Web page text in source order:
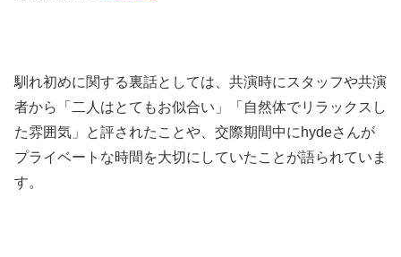
馴れ初めに関する裏話としては、共演時にスタッフや共演
者から「二人はとてもお似合い」「自然体でリラックスし
た雰囲気」と評されたことや、交際期間中にhydeさんが
プライベートな時間を大切にしていたことが語られていま
す。